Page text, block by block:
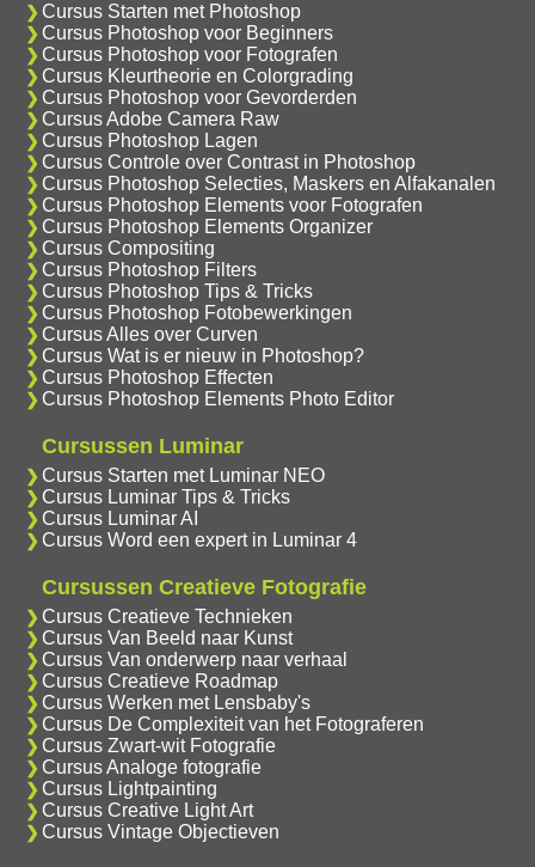
Cursus Starten met Photoshop
Cursus Photoshop voor Beginners
Cursus Photoshop voor Fotografen
Cursus Kleurtheorie en Colorgrading
Cursus Photoshop voor Gevorderden
Cursus Adobe Camera Raw
Cursus Photoshop Lagen
Cursus Controle over Contrast in Photoshop
Cursus Photoshop Selecties, Maskers en Alfakanalen
Cursus Photoshop Elements voor Fotografen
Cursus Photoshop Elements Organizer
Cursus Compositing
Cursus Photoshop Filters
Cursus Photoshop Tips & Tricks
Cursus Photoshop Fotobewerkingen
Cursus Alles over Curven
Cursus Wat is er nieuw in Photoshop?
Cursus Photoshop Effecten
Cursus Photoshop Elements Photo Editor
Cursussen Luminar
Cursus Starten met Luminar NEO
Cursus Luminar Tips & Tricks
Cursus Luminar AI
Cursus Word een expert in Luminar 4
Cursussen Creatieve Fotografie
Cursus Creatieve Technieken
Cursus Van Beeld naar Kunst
Cursus Van onderwerp naar verhaal
Cursus Creatieve Roadmap
Cursus Werken met Lensbaby's
Cursus De Complexiteit van het Fotograferen
Cursus Zwart-wit Fotografie
Cursus Analoge fotografie
Cursus Lightpainting
Cursus Creative Light Art
Cursus Vintage Objectieven